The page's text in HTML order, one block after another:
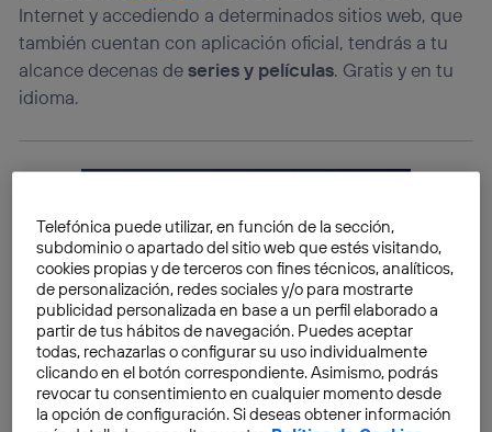
Internet y accediendo a determinados sitios web, que
también cuentan con aplicación oficial, tendrás a tu
alcance decenas deseries y películas. Gratis y en tu
idioma.
Telefónica puede utilizar, en función de la sección,
subdominio o apartado del sitio web que estés visitando,
cookies propias y de terceros con fines técnicos, analíticos,
de personalización, redes sociales y/o para mostrarte
publicidad personalizada en base a un perfil elaborado a
partir de tus hábitos de navegación. Puedes aceptar
todas, rechazarlas o configurar su uso individualmente
clicando en el botón correspondiente. Asimismo, podrás
revocar tu consentimiento en cualquier momento desde
la opción de configuración. Si deseas obtener información